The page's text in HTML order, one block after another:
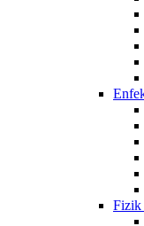
Fizik